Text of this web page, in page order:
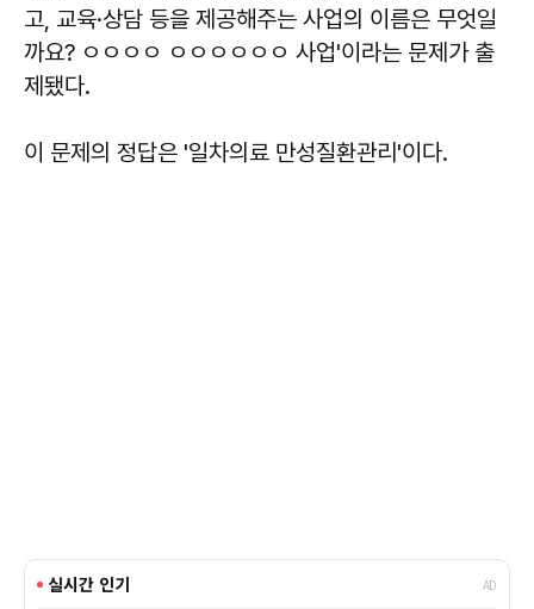
고, 교육·상담 등을 제공해주는 사업의 이름은 무엇일
까요? ㅇㅇㅇㅇ ㅇㅇㅇㅇㅇㅇ 사업'이라는 문제가 출
제됐다.
이 문제의 정답은 '일차의료 만성질환관리'이다.